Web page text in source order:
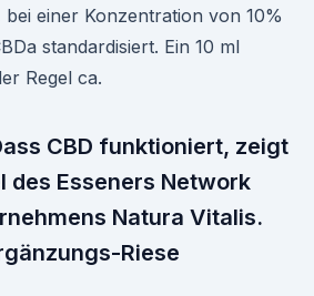
bei einer Konzentration von 10%
standardisiert. Ein 10 ml
Regel ca.
CBD funktioniert, zeigt
des Esseners Network
Natura Vitalis.
Riese